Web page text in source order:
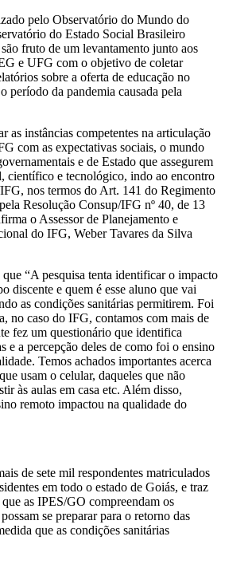
pelo Observatório do Mundo do
do Estado Social Brasileiro
fruto de um levantamento junto aos
e UFG com o objetivo de coletar
sobre a oferta de educação no
período da pandemia causada pela
as instâncias competentes na articulação
com as expectativas sociais, o mundo
e de Estado que assegurem
científico e tecnológico, indo ao encontro
nos termos do Art. 141 do Regimento
Resolução Consup/IFG nº 40, de 13
o Assessor de Planejamento e
do IFG, Weber Tavares da Silva
“A pesquisa tenta identificar o impacto
discente e quem é esse aluno que vai
as condições sanitárias permitirem. Foi
no caso do IFG, contamos com mais de
fez um questionário que identifica
e a percepção deles de como foi o ensino
Temos achados importantes acerca
usam o celular, daqueles que não
às aulas em casa etc. Além disso,
remoto impactou na qualidade do
de sete mil respondentes matriculados
em todo o estado de Goiás, e traz
as IPES/GO compreendam os
se preparar para o retorno das
que as condições sanitárias